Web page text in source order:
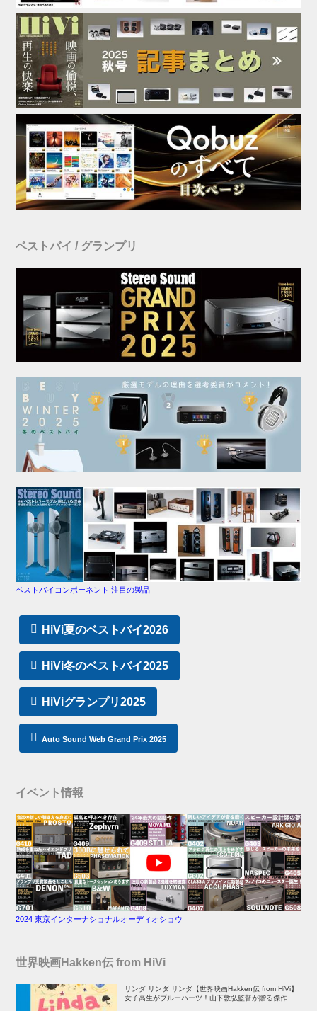
ベストバイ / グランプリ
ベストバイコンポーネント 注目の製品
HiVi夏のベストバイ2026
HiVi冬のベストバイ2025
HiViグランプリ2025
Auto Sound Web Grand Prix 2025
イベント情報
2024 東京インターナショナルオーディオショウ
世界映画Hakken伝 from HiVi
リンダ リンダ リンダ【世界映画Hakken伝 from HiVi】
女子高生がブルーハーツ！山下敦弘監督が贈る傑作青春